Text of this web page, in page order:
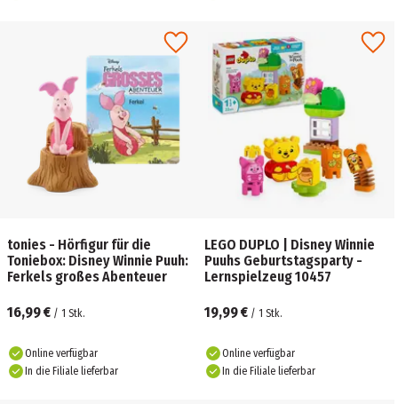
tonies - Hörfigur für die
Toniebox: Disney Winnie Puuh:
Ferkels großes Abenteuer
16,99 € / 1 Stk.
Online verfügbar
In die Filiale lieferbar
LEGO DUPLO | Disney Winnie
Puuhs Geburtstagsparty -
Lernspielzeug 10457
19,99 € / 1 Stk.
Online verfügbar
In die Filiale lieferbar